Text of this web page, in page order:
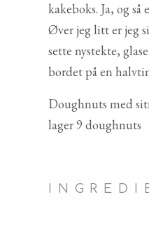
kakeboks. Ja, og så
Øver jeg litt er jeg
sette nystekte,
bordet på en
Doughnuts med
lager 9 doughnuts